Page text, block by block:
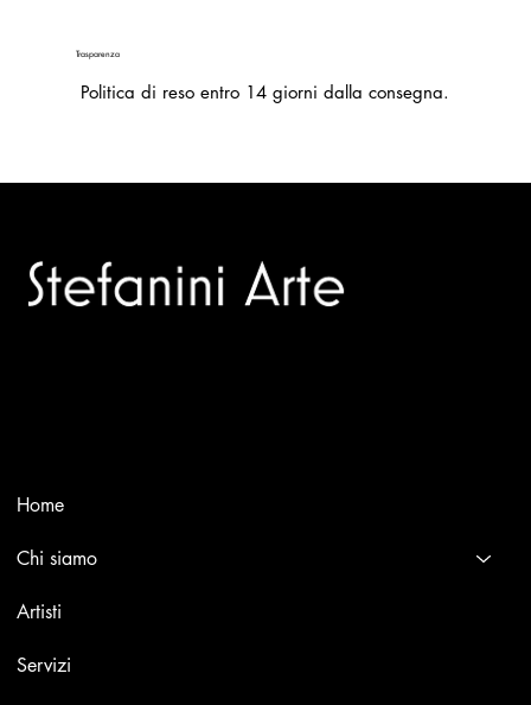
Trasparenza
Politica di reso entro 14 giorni dalla consegna.
Home
Chi siamo
Artisti
Servizi